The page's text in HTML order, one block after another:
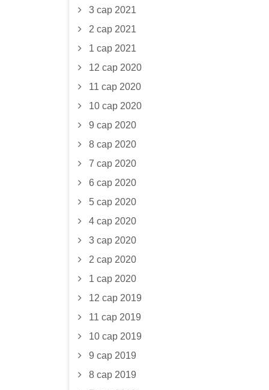
3 сар 2021
2 сар 2021
1 сар 2021
12 сар 2020
11 сар 2020
10 сар 2020
9 сар 2020
8 сар 2020
7 сар 2020
6 сар 2020
5 сар 2020
4 сар 2020
3 сар 2020
2 сар 2020
1 сар 2020
12 сар 2019
11 сар 2019
10 сар 2019
9 сар 2019
8 сар 2019